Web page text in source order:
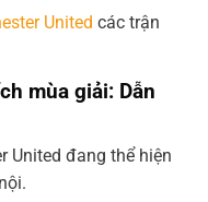
United các trận
mùa giải: Dẫn
United đang thể hiện